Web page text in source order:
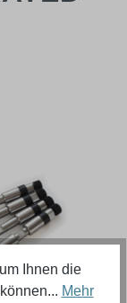
Ihnen die
Mehr